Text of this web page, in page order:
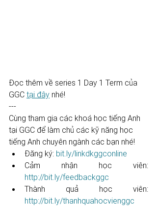
Đọc thêm về series 1 Day 1 Term của
GGC tại đây nhé!
---
Cùng tham gia các khoá học tiếng Anh
tại GGC để làm chủ các kỹ năng học
tiếng Anh chuyên ngành các bạn nhé!
Đăng ký: bit.ly/linkdkggconline
http://bit.ly/feedbackggc
http://bit.ly/thanhquahocvienggc